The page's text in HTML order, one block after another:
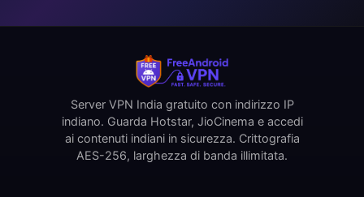
Server VPN India gratuito con indirizzo IP
indiano. Guarda Hotstar, JioCinema e accedi
ai contenuti indiani in sicurezza. Crittografia
AES-256, larghezza di banda illimitata.